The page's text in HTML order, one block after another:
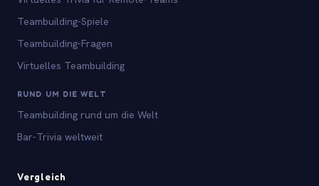
Teambuilding-Spiele
Teambuilding-Fragen
Virtuelles Teambuilding
RUND UM DIE WELT
Teambuilding rund um die Welt
Bar-Trivia weltweit
Vergleich